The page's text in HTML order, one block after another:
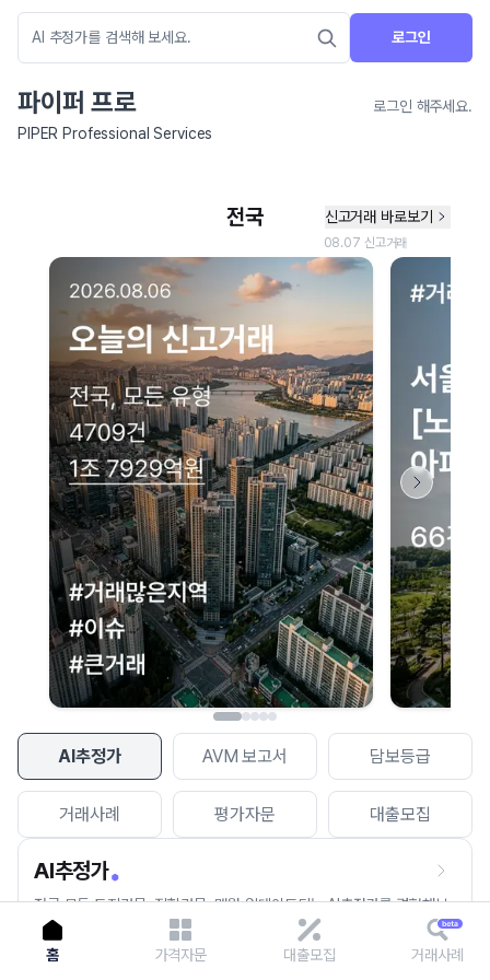
로그인
파이퍼 프로
로그인 해주세요.
PIPER Professional Services
AI추정가 AVM 보고서 담보등급
거래사례 평가자문 대출모집
AI추정가
전국 모든 토지건물, 집합건물, 매월 업데이트되는 AI추정가를 경험해보
세요.
네이버 지도 연결 안내
현재 네이버 지도 연결이 원활하지 않아 지도를 불러올 수 없습니다.
이용에 불편을 드려 죄송합니다.
다시 시도
홈 가격자문 대출모집 거래사례